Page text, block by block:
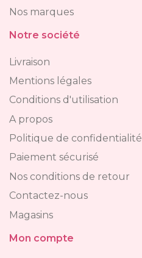
Nos marques
Notre société
Livraison
Mentions légales
Conditions d'utilisation
A propos
Politique de confidentialité
Paiement sécurisé
Nos conditions de retour
Contactez-nous
Magasins
Mon compte